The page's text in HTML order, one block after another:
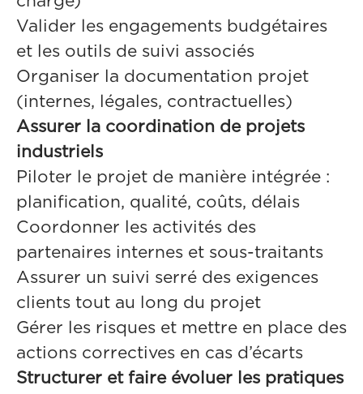
Valider les engagements budgétaires
et les outils de suivi associés
Organiser la documentation projet
(internes, légales, contractuelles)
Assurer la coordination de projets
industriels
Piloter le projet de manière intégrée :
planification, qualité, coûts, délais
Coordonner les activités des
partenaires internes et sous-traitants
Assurer un suivi serré des exigences
clients tout au long du projet
Gérer les risques et mettre en place des
actions correctives en cas d’écarts
Structurer et faire évoluer les pratiques